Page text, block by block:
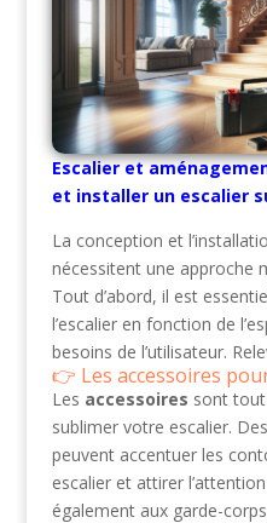
Escalier et
et installer un escalier
La conception et
nécessitent une approche
Tout d’abord, il est
l’escalier en fonction de
besoins de l’utilisateur.
Les accessoires
Les accessoires sont
sublimer votre escalier.
peuvent accentuer les
escalier et attirer
également aux garde-